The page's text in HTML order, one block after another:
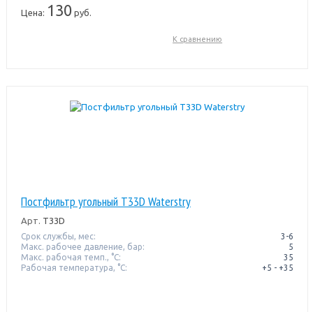
Цена: 130 руб.
К сравнению
Постфильтр угольный T33D Waterstry
Арт. T33D
Срок службы, мес:
3-6
Макс. рабочее давление, бар:
5
Макс. рабочая темп., °С:
35
Рабочая температура, °C:
+5 - +35